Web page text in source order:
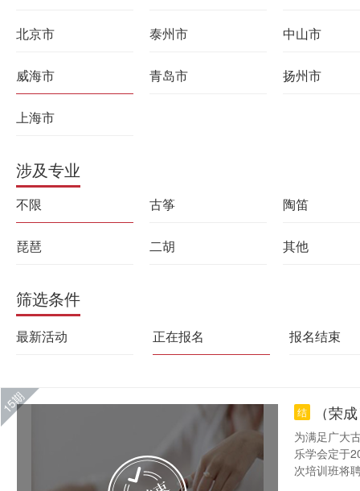
北京市 泰州市 中山市
威海市 青岛市 扬州市
上海市
涉及专业
不限 古筝 陶笛
琵琶 二胡 其他
筛选条件
最新活动 正在报名 报名结束
期 结 （荣
为满足广大
乐学会定于
次培训班将